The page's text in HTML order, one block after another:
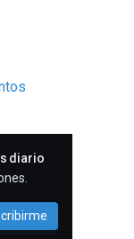
diario